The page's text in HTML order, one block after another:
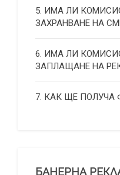
5. ИМА ЛИ
ЗАХРАНВАНЕ НА
6. ИМА ЛИ
ЗАПЛАЩАНЕ НА
7. КАК ЩЕ ПОЛУЧА
БАНЕРНА